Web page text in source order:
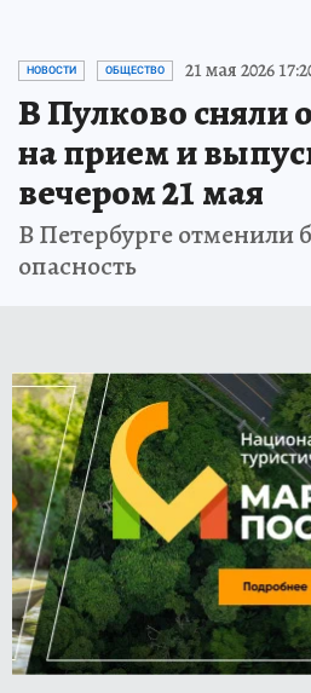
НОВОСТИ ОБЩЕСТВО 21 мая 2026
В Пулково сняли
на прием и
вечером 21 мая
В Петербурге отменили
опасность